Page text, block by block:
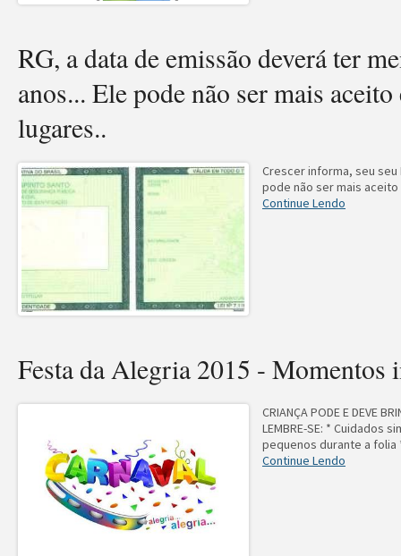
RG, a data de emissão deverá ter
anos... Ele pode não ser mais
lugares..
Crescer informa, seu seu
pode não ser mais
Continue Lendo
Festa da Alegria 2015 - Momentos
CRIANÇA PODE E DEVE
LEMBRE-SE: * Cuidados
pequenos durante a folia
Continue Lendo